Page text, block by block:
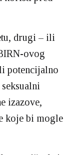
drugi – ili
ovog
potencijalno
izazove,
koje bi mogle